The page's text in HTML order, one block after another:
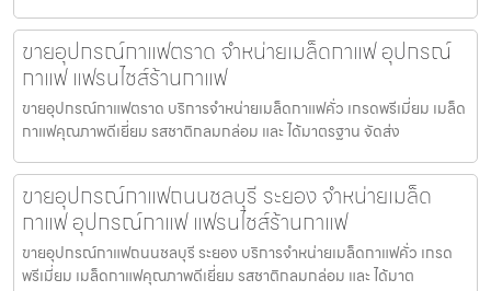
ขายอุปกรณ์กาแฟตราด จำหน่ายเมล็ดกาแฟ อุปกรณ์
กาแฟ แฟรนไชส์ร้านกาแฟ
ขายอุปกรณ์กาแฟตราด บริการจำหน่ายเมล็ดกาแฟคั่ว เกรดพรีเมี่ยม เมล็ด
กาแฟคุณภาพดีเยี่ยม รสชาติกลมกล่อม และ ได้มาตรฐาน จัดส่ง
ขายอุปกรณ์กาแฟถนนชลบุรี ระยอง จำหน่ายเมล็ด
กาแฟ อุปกรณ์กาแฟ แฟรนไชส์ร้านกาแฟ
ขายอุปกรณ์กาแฟถนนชลบุรี ระยอง บริการจำหน่ายเมล็ดกาแฟคั่ว เกรด
พรีเมี่ยม เมล็ดกาแฟคุณภาพดีเยี่ยม รสชาติกลมกล่อม และ ได้มาต